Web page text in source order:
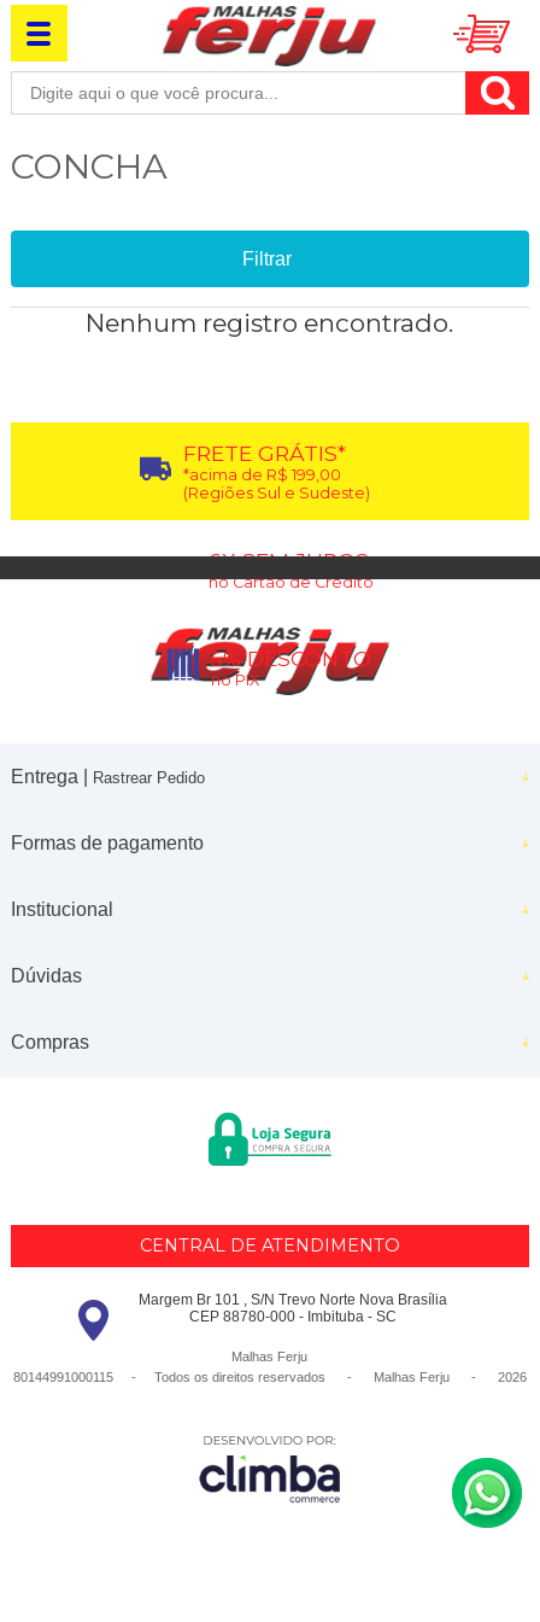
CONCHA
Filtrar
Nenhum registro encontrado.
FRETE GRÁTIS*
*acima de R$ 199,00
(Regiões Sul e Sudeste)
6X SEM JUROS
no Cartão de Crédito
5% DESCONTO
no PIX
Entrega | Rastrear Pedido
Formas de pagamento
Institucional
Dúvidas
Compras
CENTRAL DE ATENDIMENTO
Margem Br 101 , S/N Trevo Norte Nova Brasília
CEP 88780-000 - Imbituba - SC
Malhas Ferju
80144991000115 - Todos os direitos reservados
- Malhas Ferju - 2026